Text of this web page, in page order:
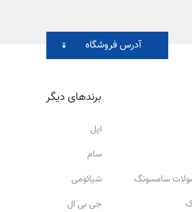
آدرس فروشگاه
سامسونگ
برندهای دیگر
اپل
سام
شیائومی
جی بی ال